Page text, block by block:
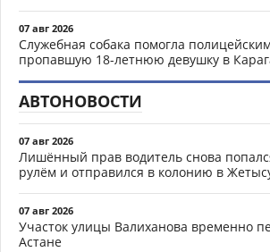
07 авг 2026
Служебная собака помогла
пропавшую 18-летнюю девушку в
АВТОНОВОСТИ
07 авг 2026
Лишённый прав водитель снова
рулём и отправился в колонию в
07 авг 2026
Участок улицы Валиханова временно
Астане